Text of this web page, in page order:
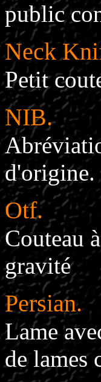
public
Neck
Petit
NIB.
d'origine.
Otf.
Couteau
gravité
Persian.
Lame
de lames